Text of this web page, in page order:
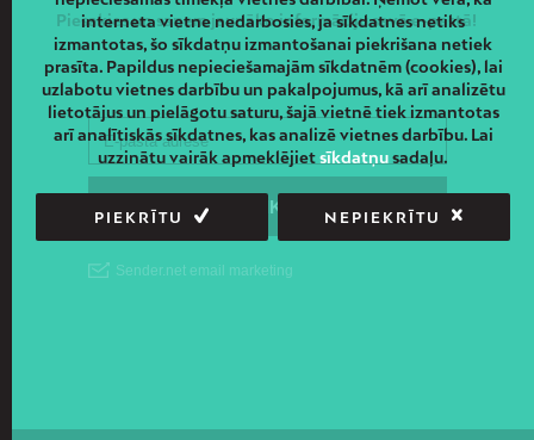
Piesakies un saņem jaunāko informāciju savā e-pastā!
interneta vietne nedarbosies, ja sīkdatnes netiks
izmantotas, šo sīkdatņu izmantošanai piekrišana netiek
prasīta. Papildus nepieciešamajām sīkdatnēm (cookies), lai
uzlabotu vietnes darbību un pakalpojumus, kā arī analizētu
lietotājus un pielāgotu saturu, šajā vietnē tiek izmantotas
arī analītiskās sīkdatnes, kas analizē vietnes darbību. Lai
uzzinātu vairāk apmeklējietsīkdatņusadaļu.
PIEKRĪTU NEPIEKRĪTU